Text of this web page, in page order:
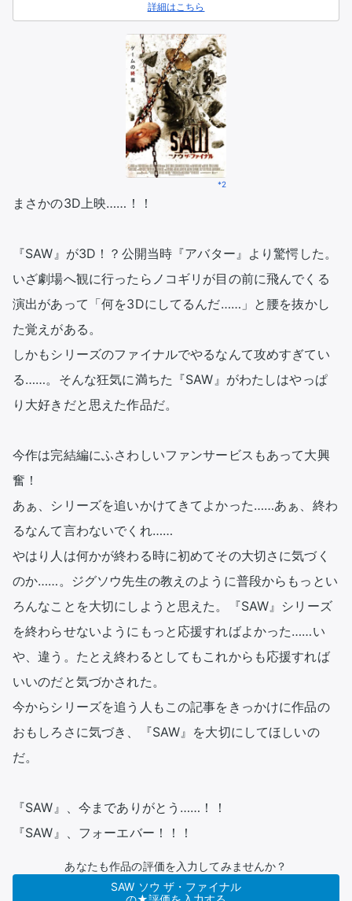
詳細はこちら
*2
まさかの3D上映……！！
『SAW』が3D！？公開当時『アバター』より驚愕した。
いざ劇場へ観に行ったらノコギリが目の前に飛んでくる
演出があって「何を3Dにしてるんだ……」と腰を抜かし
た覚えがある。
しかもシリーズのファイナルでやるなんて攻めすぎてい
る……。そんな狂気に満ちた『SAW』がわたしはやっぱ
り大好きだと思えた作品だ。
今作は完結編にふさわしいファンサービスもあって大興
奮！
あぁ、シリーズを追いかけてきてよかった……あぁ、終わ
るなんて言わないでくれ……
やはり人は何かが終わる時に初めてその大切さに気づく
のか……。ジグソウ先生の教えのように普段からもっとい
ろんなことを大切にしようと思えた。『SAW』シリーズ
を終わらせないようにもっと応援すればよかった……い
や、違う。たとえ終わるとしてもこれからも応援すれば
いいのだと気づかされた。
今からシリーズを追う人もこの記事をきっかけに作品の
おもしろさに気づき、『SAW』を大切にしてほしいの
だ。
『SAW』、今までありがとう……！！
『SAW』、フォーエバー！！！
あなたも作品の評価を入力してみませんか？
SAW ソウ ザ・ファイナル